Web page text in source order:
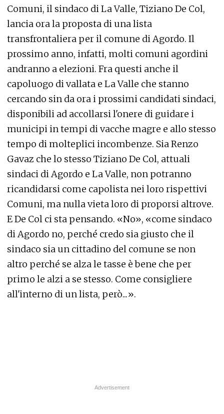
Comuni, il sindaco di La Valle, Tiziano De Col,
lancia ora la proposta di una lista
transfrontaliera per il comune di Agordo. Il
prossimo anno, infatti, molti comuni agordini
andranno a elezioni. Fra questi anche il
capoluogo di vallata e La Valle che stanno
cercando sin da ora i prossimi candidati sindaci,
disponibili ad accollarsi l'onere di guidare i
municipi in tempi di vacche magre e allo stesso
tempo di molteplici incombenze. Sia Renzo
Gavaz che lo stesso Tiziano De Col, attuali
sindaci di Agordo e La Valle, non potranno
ricandidarsi come capolista nei loro rispettivi
Comuni, ma nulla vieta loro di proporsi altrove.
E De Col ci sta pensando. «No», «come sindaco
di Agordo no, perché credo sia giusto che il
sindaco sia un cittadino del comune se non
altro perché se alza le tasse è bene che per
primo le alzi a se stesso. Come consigliere
all'interno di un lista, però...».